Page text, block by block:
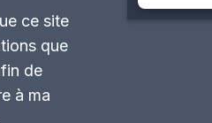
ce site
que
de
à ma